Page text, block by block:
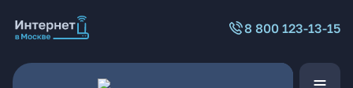
8 800 123-13-15